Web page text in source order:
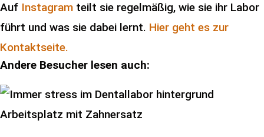
Auf Instagram teilt sie regelmäßig, wie sie ihr Labor
führt und was sie dabei lernt. Hier geht es zur
Kontaktseite.
Andere Besucher lesen auch: